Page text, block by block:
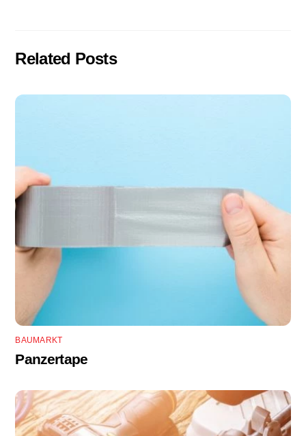
Related Posts
BAUMARKT
Panzertape